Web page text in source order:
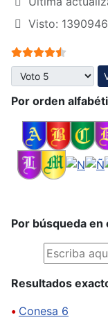
Visto:
Ratio:4.5/
Por favor, vote
Por orden
Por búsqueda
Resultados
• Conesa 6